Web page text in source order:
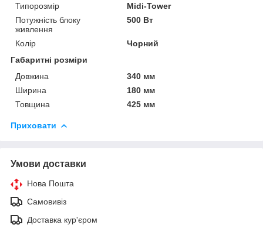
Типорозмір
Midi-Tower
Потужність блоку
живлення
500 Вт
Колір
Чорний
Габаритні розміри
Довжина
340 мм
Ширина
180 мм
Товщина
425 мм
Приховати
Умови доставки
Нова Пошта
Самовивіз
Доставка кур'єром